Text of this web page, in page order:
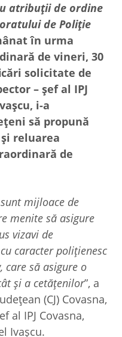
atribuții de ordine
de Poliție
în urma
de vineri, 30
solicitate de
– șef al IPJ
i-a
să propună
reluarea
de
mijloace de
menite să asigure
vizavi de
caracter polițienesc
să asigure o
și a cetățenilor”, a
(CJ) Covasna,
al IPJ Covasna,
Ivașcu.